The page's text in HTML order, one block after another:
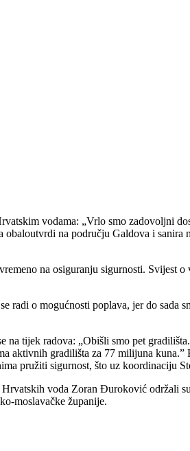
vodama: „Vrlo smo zadovoljni
obaloutvrdi na području Galdova i
na osiguranju sigurnosti. Svijest
radi o mogućnosti poplava, jer do
tijek radova: „Obišli smo pet
aktivnih gradilišta za 77 milijuna
pružiti sigurnost, što uz koordinaciju
voda Zoran Đuroković održali
moslavačke županije.